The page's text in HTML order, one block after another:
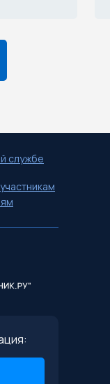
службе